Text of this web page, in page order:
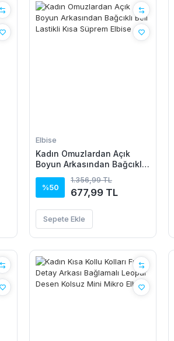
Elbise
Kadın Omuzlardan Açık
Boyun Arkasından Bağcıklı
Elbise
%50
1.356,99 TL
677,99 TL
Sepete Ekle